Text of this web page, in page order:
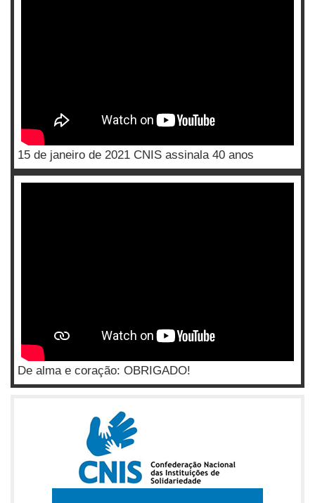
15 de janeiro de 2021 CNIS assinala 40 anos
De alma e coração: OBRIGADO!